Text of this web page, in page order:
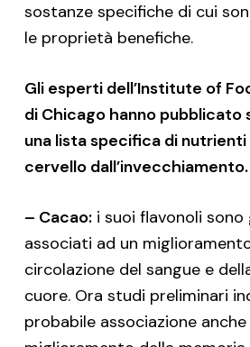
sostanze specifiche di cui
le proprietà benefiche.
Gli esperti dell’Institute of
di Chicago hanno pubblicato
una lista specifica di
cervello dall’invecchiamento.
– Cacao:i suoi flavonoli sono
associati ad un
circolazione del sangue e
cuore. Ora studi preliminari
probabile associazione